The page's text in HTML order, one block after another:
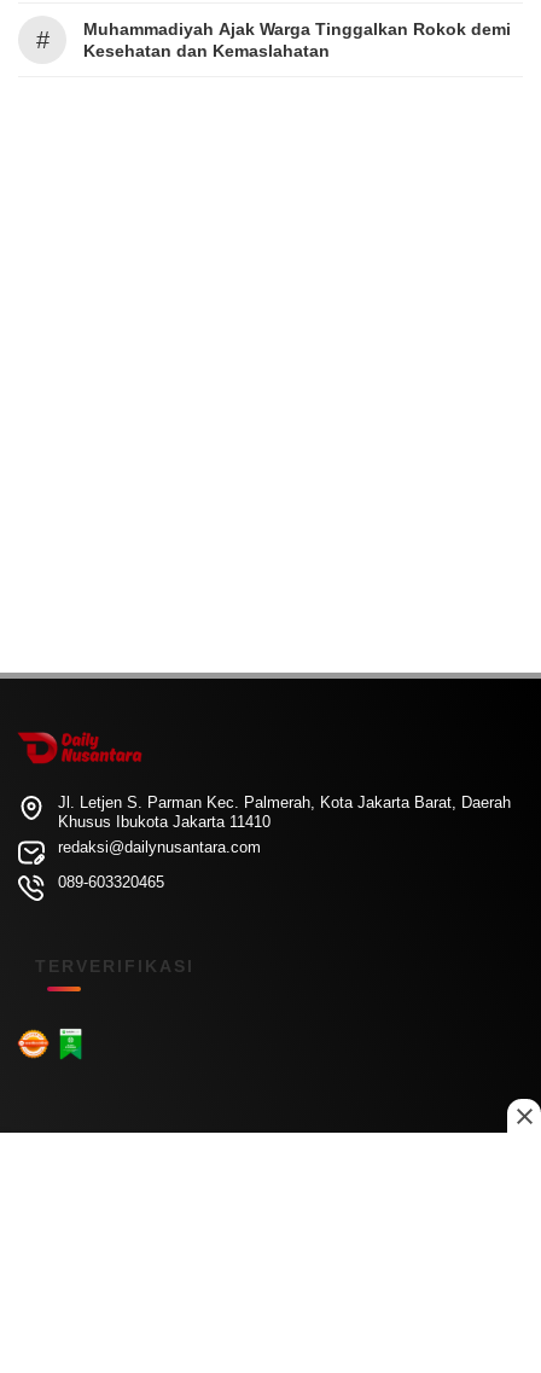
#
Muhammadiyah Ajak Warga Tinggalkan Rokok demi
Kesehatan dan Kemaslahatan
Jl. Letjen S. Parman Kec. Palmerah, Kota Jakarta Barat, Daerah
Khusus Ibukota Jakarta 11410
redaksi@dailynusantara.com
089-603320465
TERVERIFIKASI